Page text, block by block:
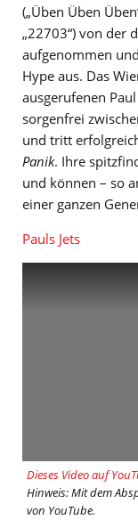
(„Üben Üben
„22703“) von der
aufgenommen
Hype aus. Das
ausgerufenen
sorgenfrei
und tritt
Panik. Ihre
und können – so
einer ganzen
Pauls Jets
Dieses Video auf
Hinweis: Mit dem
von YouTube.